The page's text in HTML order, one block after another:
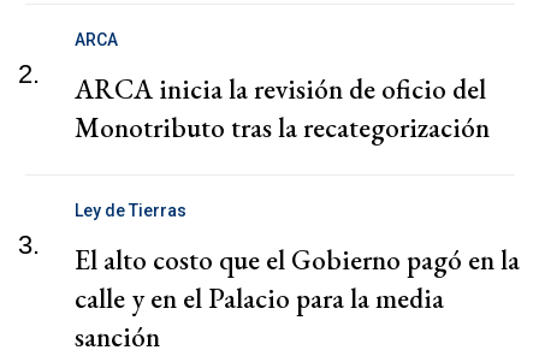
2.
ARCA
ARCA inicia la revisión de oficio del
Monotributo tras la recategorización
3.
Ley de Tierras
El alto costo que el Gobierno pagó en la
calle y en el Palacio para la media
sanción